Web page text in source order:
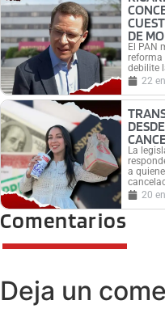
DE
El PAN
reforma
debilite
22
La
a
20
Comentarios
Deja un